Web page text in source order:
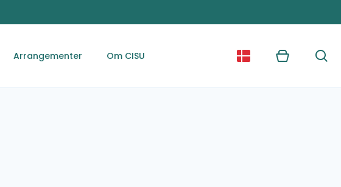
Arrangementer Om CISU Kurv Søg